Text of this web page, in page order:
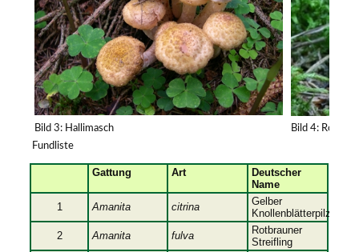
Bild 3: Hallimasch Bild 4:
Fundliste
Gattung Art
Deutscher
Name
1
Amanita citrina
Gelber
Knollenblätterpilz
2
Amanita fulva
Rotbrauner
Streifling